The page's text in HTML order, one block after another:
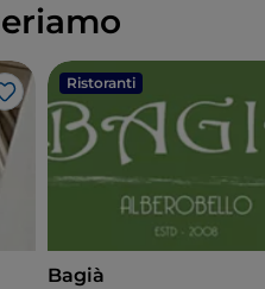
Like
Ristoranti
Bagià